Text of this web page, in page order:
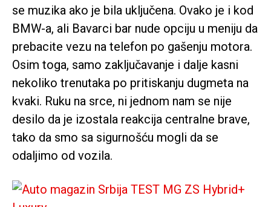
se muzika ako je bila uključena. Ovako je i kod
BMW-a, ali Bavarci bar nude opciju u meniju da
prebacite vezu na telefon po gašenju motora.
Osim toga, samo zaključavanje i dalje kasni
nekoliko trenutaka po pritiskanju dugmeta na
kvaki. Ruku na srce, ni jednom nam se nije
desilo da je izostala reakcija centralne brave,
tako da smo sa sigurnošću mogli da se
odaljimo od vozila.